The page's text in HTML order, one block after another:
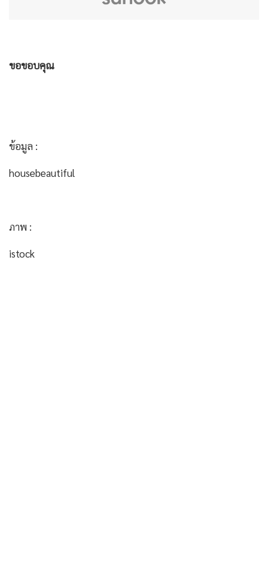
ขอขอบคุณ
ข้อมูล :
housebeautiful
ภาพ :
istock